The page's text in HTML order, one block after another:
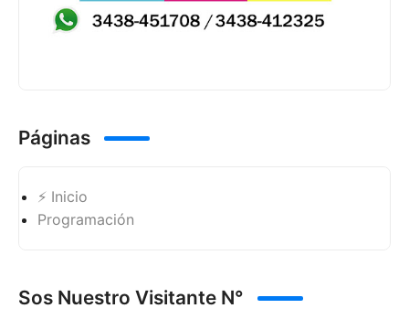
Páginas
⚡ Inicio
Programación
Sos Nuestro Visitante N°